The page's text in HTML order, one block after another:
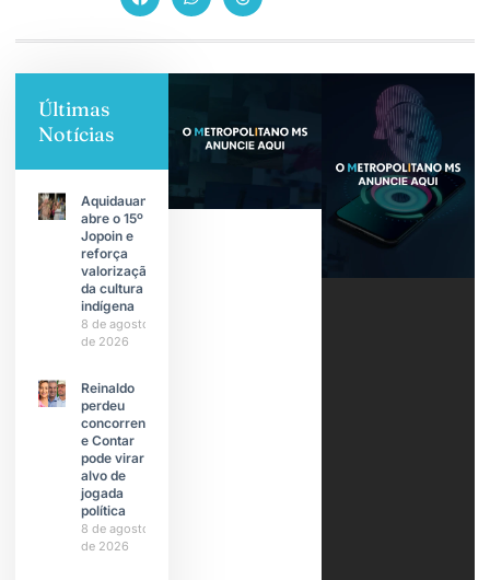
Últimas
Notícias
Aquidauana
abre o 15º
Jopoin e
reforça
valorização
da cultura
indígena
8 de agosto
de 2026
Reinaldo
perdeu
concorrente
e Contar
pode virar
alvo de
jogada
política
8 de agosto
de 2026